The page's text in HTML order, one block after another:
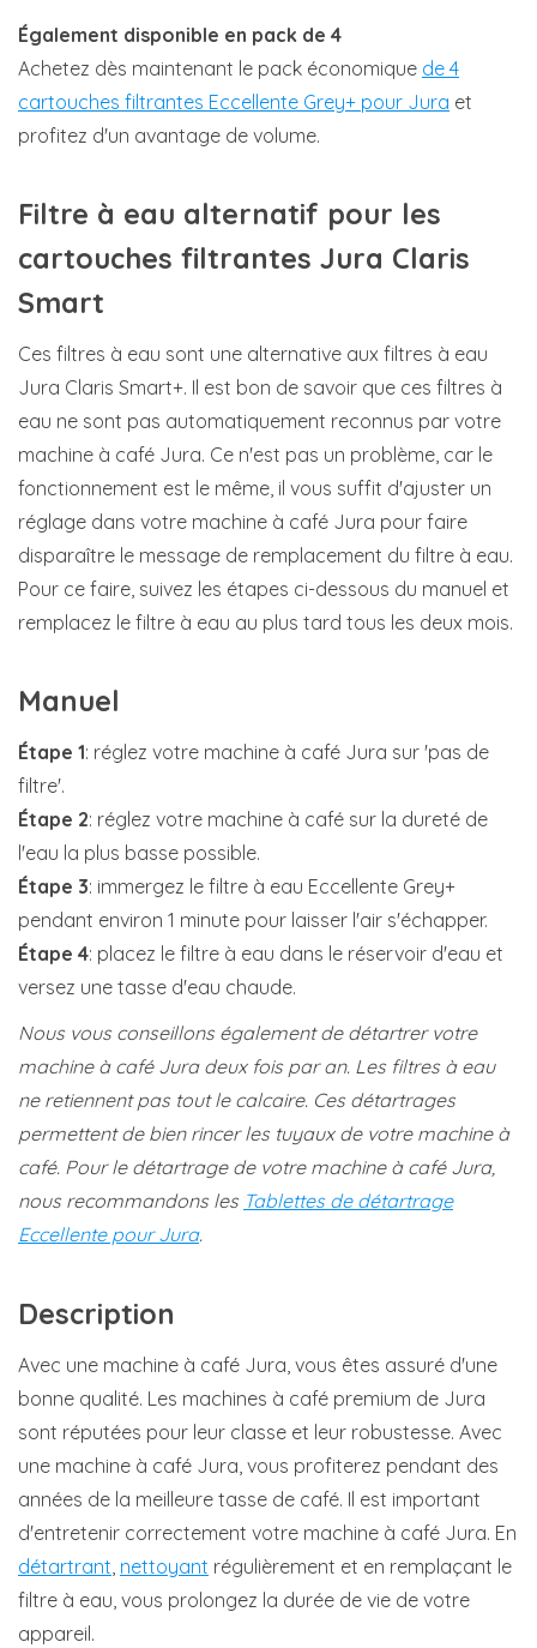
Également disponible en pack de 4
Achetez dès maintenant le pack économique de 4
cartouches filtrantes Eccellente Grey+ pour Jura et
profitez d'un avantage de volume.
Filtre à eau alternatif pour les
cartouches filtrantes Jura Claris
Smart
Ces filtres à eau sont une alternative aux filtres à eau
Jura Claris Smart+. Il est bon de savoir que ces filtres à
eau ne sont pas automatiquement reconnus par votre
machine à café Jura. Ce n'est pas un problème, car le
fonctionnement est le même, il vous suffit d'ajuster un
réglage dans votre machine à café Jura pour faire
disparaître le message de remplacement du filtre à eau.
Pour ce faire, suivez les étapes ci-dessous du manuel et
remplacez le filtre à eau au plus tard tous les deux mois.
Manuel
Étape 1: réglez votre machine à café Jura sur 'pas de
filtre'.
Étape 2: réglez votre machine à café sur la dureté de
l'eau la plus basse possible.
Étape 3: immergez le filtre à eau Eccellente Grey+
pendant environ 1 minute pour laisser l'air s'échapper.
Étape 4: placez le filtre à eau dans le réservoir d'eau et
versez une tasse d'eau chaude.
Nous vous conseillons également de détartrer votre
machine à café Jura deux fois par an. Les filtres à eau
ne retiennent pas tout le calcaire. Ces détartrages
permettent de bien rincer les tuyaux de votre machine à
café. Pour le détartrage de votre machine à café Jura,
nous recommandons les Tablettes de détartrage
Eccellente pour Jura.
Description
Avec une machine à café Jura, vous êtes assuré d'une
bonne qualité. Les machines à café premium de Jura
sont réputées pour leur classe et leur robustesse. Avec
une machine à café Jura, vous profiterez pendant des
années de la meilleure tasse de café. Il est important
d'entretenir correctement votre machine à café Jura. En
détartrant nettoyant régulièrement et en remplaçant le
filtre à eau, vous prolongez la durée de vie de votre
appareil.